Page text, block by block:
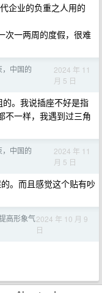
企业的负重之人用的
次一两周的度假，很难
，中国的
2024 年 11
月 5 日
。我说插座不好是指
不一样，我遇到过三角
，中国的
2024 年 11
月 5 日
。而且感觉这个贴有吵
高形象气2024 年 10 月 9
日